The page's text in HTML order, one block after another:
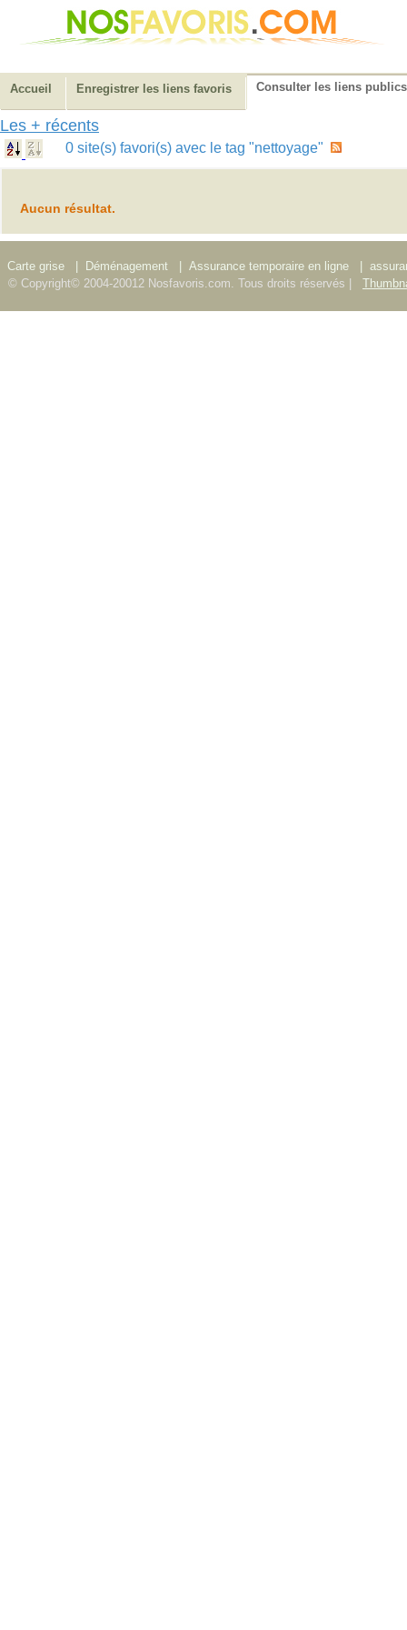
Accueil Enregistrer les liens favoris Consulter les liens publics
Les + récents
0 site(s) favori(s) avec le tag "nettoyage"
Aucun résultat.
Carte grise Déménagement Assurance temporaire en ligne
© Copyright© 2004-20012 Nosfavoris.com. Tous droits réservés |